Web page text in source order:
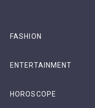
FASHION
ENTERTAINMENT
HOROSCOPE